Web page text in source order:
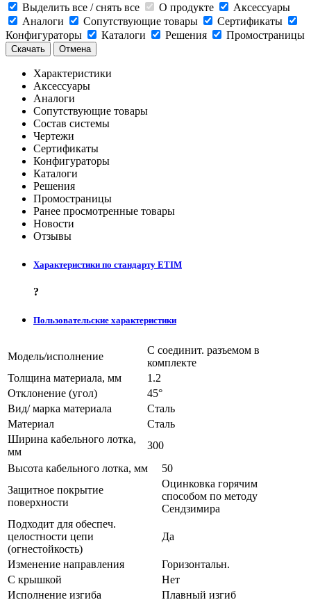
Выделить все / снять все
О продукте
Аксессуары
Аналоги
Сопутствующие товары
Сертификаты
Конфигураторы
Каталоги Решения Промостраницы
Скачать Отмена
Характеристики
Аксессуары
Аналоги
Сопутствующие товары
Состав системы
Чертежи
Сертификаты
Конфигураторы
Каталоги
Решения
Промостраницы
Ранее просмотренные товары
Новости
Отзывы
Характеристики по стандарту ETIM
?
Пользовательские характеристики
Модель/исполнение
С соединит. разъемом в
комплекте
Толщина материала, мм
1.2
Отклонение (угол)
45°
Вид/ марка материала
Сталь
Материал
Сталь
Ширина кабельного лотка,
мм
300
Высота кабельного лотка, мм
50
Защитное покрытие
поверхности
Оцинковка горячим
способом по методу
Сендзимира
Подходит для обеспеч.
целостности цепи
(огнестойкость)
Да
Изменение направления
Горизонтальн.
С крышкой
Нет
Исполнение изгиба
Плавный изгиб